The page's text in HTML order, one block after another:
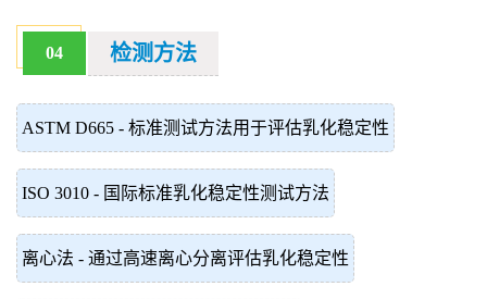
04 检测方法
ASTM D665 - 标准测试方法用于评估乳化稳定性
ISO 3010 - 国际标准乳化稳定性测试方法
离心法 - 通过高速离心分离评估乳化稳定性